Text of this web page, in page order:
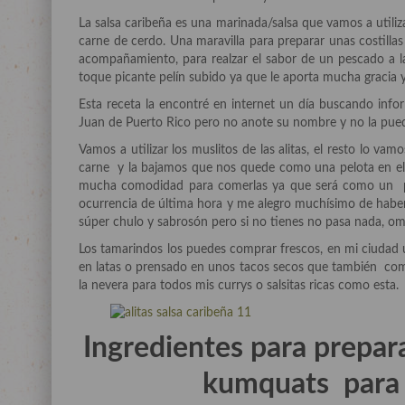
La salsa caribeña es una marinada/salsa que vamos a
carne de cerdo. Una maravilla para preparar unas
acompañamiento, para realzar el sabor de un pescado a
toque picante pelín subido ya que le aporta mucha
Esta receta la encontré en internet un día buscando
Juan de Puerto Rico pero no anote su nombre y no la
Vamos a utilizar los muslitos de las alitas, el resto lo
carne y la bajamos que nos quede como una pelota en
mucha comodidad para comerlas ya que será como un
ocurrencia de última hora y me alegro muchísimo de
súper chulo y sabrosón pero si no tienes no pasa nada,
Los tamarindos los puedes comprar frescos, en mi
en latas o prensado en unos tacos secos que también
la nevera para todos mis currys o salsitas ricas como esta.
Ingredientes para
kumquats